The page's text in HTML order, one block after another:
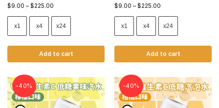
$9.00 – $225.00
x1 x4 x24
Add to cart
$9.00 – $225.00
x1 x4 x24
Add to cart
-40% -40%